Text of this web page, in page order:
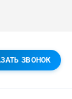
ЗВОНОК